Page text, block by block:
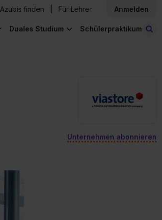
Azubis finden Für Lehrer Anmelden
Duales Studium Schülerpraktikum
Unternehmen abonnieren